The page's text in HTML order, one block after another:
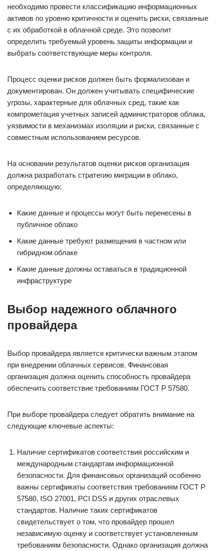
необходимо провести классификацию информационных
активов по уровню критичности и оценить риски, связанные
с их обработкой в облачной среде. Это позволит
определить требуемый уровень защиты информации и
выбрать соответствующие меры контроля.
Процесс оценки рисков должен быть формализован и
документирован. Он должен учитывать специфические
угрозы, характерные для облачных сред, такие как
компрометация учетных записей администраторов облака,
уязвимости в механизмах изоляции и риски, связанные с
совместным использованием ресурсов.
На основании результатов оценки рисков организация
должна разработать стратегию миграции в облако,
определяющую:
Какие данные и процессы могут быть перенесены в
публичное облако
Какие данные требуют размещения в частном или
гибридном облаке
Какие данные должны оставаться в традиционной
инфраструктуре
Выбор надежного облачного
провайдера
Выбор провайдера является критически важным этапом
при внедрении облачных сервисов. Финансовая
организация должна оценить способность провайдера
обеспечить соответствие требованиям ГОСТ Р 57580.
При выборе провайдера следует обратить внимание на
следующие ключевые аспекты:
Наличие сертификатов соответствия российским и
международным стандартам информационной
безопасности. Для финансовых организаций особенно
важны сертификаты соответствия требованиям ГОСТ Р
57580, ISO 27001, PCI DSS и других отраслевых
стандартов. Наличие таких сертификатов
свидетельствует о том, что провайдер прошел
независимую оценку и соответствует установленным
требованиям безопасности. Однако организация должна